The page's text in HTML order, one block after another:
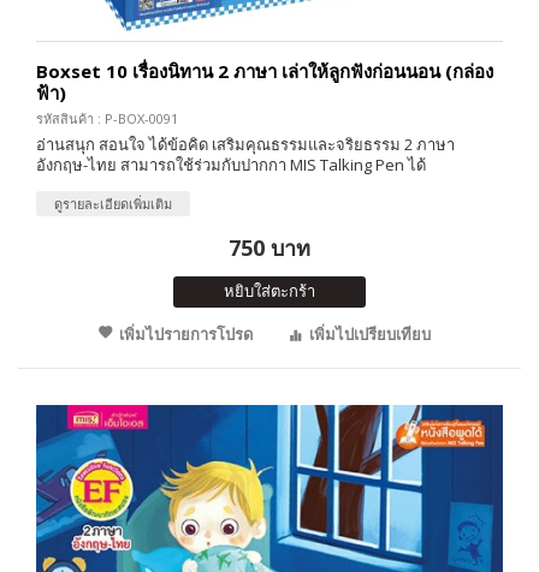
Boxset 10 เรื่องนิทาน 2 ภาษา เล่าให้ลูกฟังก่อนนอน (กล่อง
ฟ้า)
รหัสสินค้า : P-BOX-0091
อ่านสนุก สอนใจ ได้ข้อคิด เสริมคุณธรรมและจริยธรรม 2 ภาษา
อังกฤษ-ไทย สามารถใช้ร่วมกับปากกา MIS Talking Pen ได้
ดูรายละเอียดเพิ่มเติม
750 บาท
หยิบใส่ตะกร้า
เพิ่มไปรายการโปรด
เพิ่มไปเปรียบเทียบ